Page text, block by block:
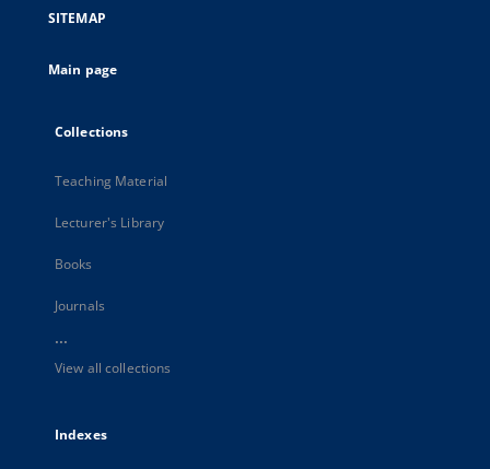
SITEMAP
Main page
Collections
Teaching Material
Lecturer's Library
Books
Journals
...
View all collections
Indexes